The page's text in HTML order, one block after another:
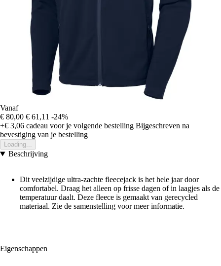
Vanaf
€ 80,00 € 61,11 -24%
+€ 3,06 cadeau voor je volgende bestelling Bijgeschreven na
bevestiging van je bestelling
Loading...
Beschrijving
Dit veelzijdige ultra-zachte fleecejack is het hele jaar door
comfortabel. Draag het alleen op frisse dagen of in laagjes als de
temperatuur daalt. Deze fleece is gemaakt van gerecycled
materiaal. Zie de samenstelling voor meer informatie.
Eigenschappen